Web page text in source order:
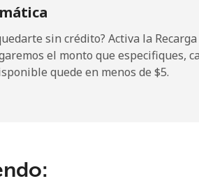
sin crédito? Activa la Recarga
el monto que especifiques,
quede en menos de ⁦$5⁩.